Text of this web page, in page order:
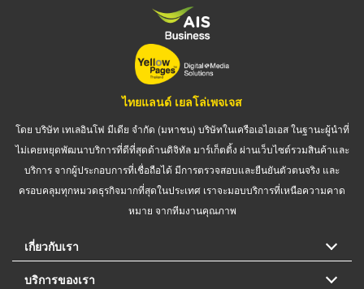
ไทยแลนด์ เยลโล่เพจเจส
โดย บริษัท เทเลอินโฟ มีเดีย จำกัด (มหาชน) บริษัทในเครือเอไอเอส ในฐานะผู้นำที่
ไม่เคยหยุดพัฒนาบริการที่ดีที่สุดด้านดิจิทัล มาร์เก็ตติ้ง ผ่านเว็บไซต์รวมสินค้าและ
บริการ จากผู้ประกอบการที่เชื่อถือได้ มีการตรวจสอบและยืนยันตัวตนจริง และ
ครอบคลุมทุกหมวดธุรกิจมากที่สุดในประเทศ เราจะมอบบริการที่เหนือความคาด
หมาย จากทีมงานคุณภาพ
เกี่ยวกับเรา
บริการของเรา